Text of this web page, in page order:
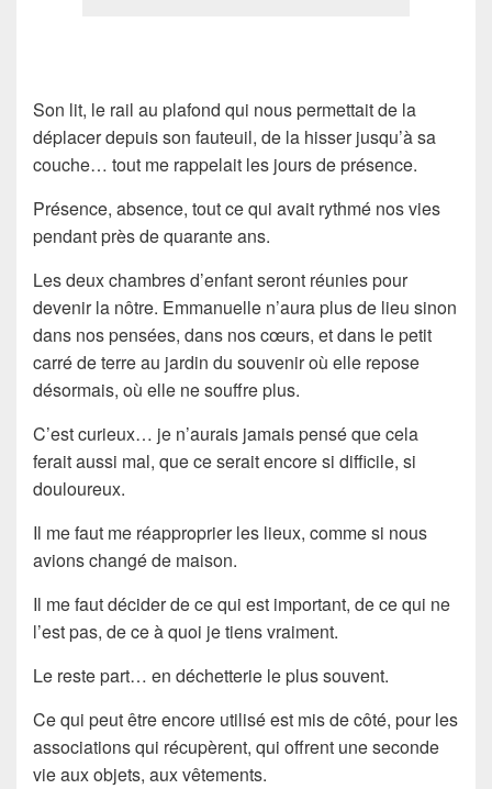
Son lit, le rail au plafond qui nous permettait de la
déplacer depuis son fauteuil, de la hisser jusqu’à sa
couche… tout me rappelait les jours de présence.
Présence, absence, tout ce qui avait rythmé nos vies
pendant près de quarante ans.
Les deux chambres d’enfant seront réunies pour
devenir la nôtre. Emmanuelle n’aura plus de lieu sinon
dans nos pensées, dans nos cœurs, et dans le petit
carré de terre au jardin du souvenir où elle repose
désormais, où elle ne souffre plus.
C’est curieux… je n’aurais jamais pensé que cela
ferait aussi mal, que ce serait encore si difficile, si
douloureux.
Il me faut me réapproprier les lieux, comme si nous
avions changé de maison.
Il me faut décider de ce qui est important, de ce qui ne
l’est pas, de ce à quoi je tiens vraiment.
Le reste part… en déchetterie le plus souvent.
Ce qui peut être encore utilisé est mis de côté, pour les
associations qui récupèrent, qui offrent une seconde
vie aux objets, aux vêtements.